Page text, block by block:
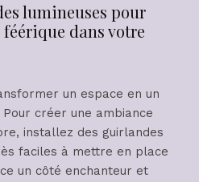
lumineuses pour
dans votre
un espace en un
créer une ambiance
installez des guirlandes
faciles à mettre en place
un côté enchanteur et